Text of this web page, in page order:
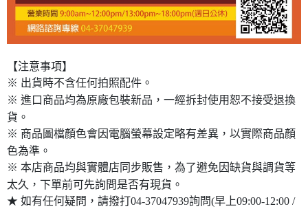
【注意事項】
※ 出貨時不含任何拍照配件。
※ 進口商品均為原廠包裝新品，一經拆封使用恕不接受退換
貨。
※ 商品圖檔顏色會因電腦螢幕設定略有差異，以實際商品顏
色為準。
※ 本店商品均與實體店同步販售，為了避免因缺貨與調貨等
太久，下單前可先詢問是否有現貨。
★ 如有任何疑問，請撥打04-37047939詢問(早上09:00-12:00 /